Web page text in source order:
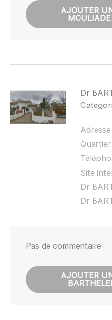
AJOUTER
Dr
Adresse
Quartier
Site
Pas de commentaire
AJOUTER